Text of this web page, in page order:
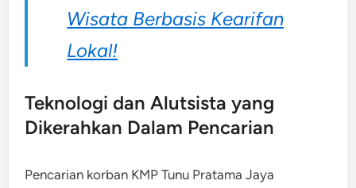
Wisata Berbasis Kearifan
Lokal!
Teknologi dan Alutsista yang
Dikerahkan Dalam Pencarian
Pencarian korban KMP Tunu Pratama Jaya